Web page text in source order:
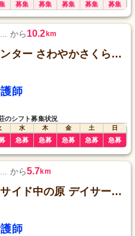
募集 募集 募集 募集 募集
から10.2km
デイサービスセンター さわやかさくら山荘
師
のシフト募集状況
水 木 金 土
日
急募 急募 急募 急募 急募
から5.7km
さわやかレークサイド中の原 デイサービスセンター
師